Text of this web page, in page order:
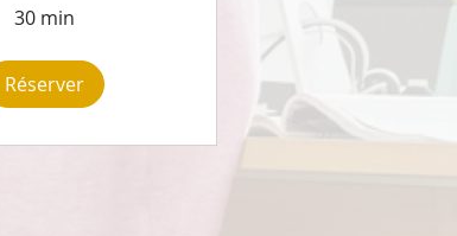
30 min
Réserver